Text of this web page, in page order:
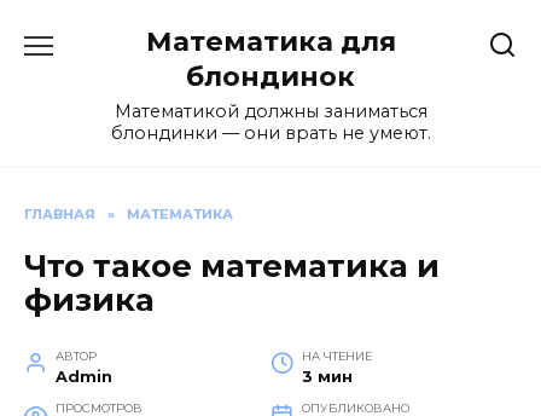
Математика для
блондинок
Математикой должны заниматься
блондинки — они врать не умеют.
ГЛАВНАЯ » МАТЕМАТИКА
Что такое математика и
физика
АВТОР
Admin
НА ЧТЕНИЕ
3 мин
ПРОСМОТРОВ ОПУБЛИКОВАНО